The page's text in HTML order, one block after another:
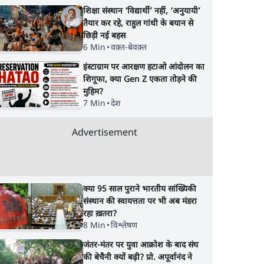
शिक्षा संस्थान ‘विद्यार्थी’ नहीं, ‘अनुयायी’
तैयार कर रहे, राहुल गांधी के बयान से
छिड़ी नई बहस
6 Min •वक़्त-बेवक़्त
इंस्टाग्राम पर आरक्षण हटाओ आंदोलन का
शिगूफा, क्या Gen Z एकता तोड़ने की
मुहिम?
7 Min •देश
Advertisement
क्या 95 साल पुराने भारतीय सांख्यिकी
संस्थान की स्वायत्तता पर भी अब मंडरा
रहा ख़तरा?
8 Min •विश्लेषण
जंतर-मंतर पर युवा आक्रोश के बाद संघ
की बेचैनी क्यों बढ़ी? प्रो. अपूर्वानंद ने